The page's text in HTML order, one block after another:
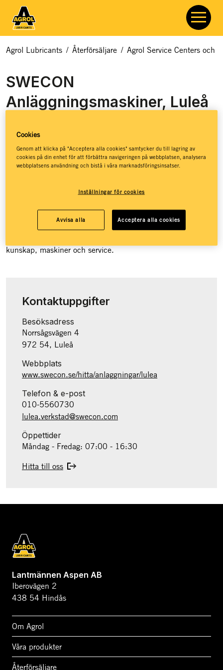
Agrol Lubricants / Återförsäljare / Agrol Service Centers och
SWECON
Anläggningsmaskiner, Luleå
återförsäljare av Volvo Construction Equipment med ett brett
sortiment av smörjmedel för entreprenadmarknaden. Swecon
kunskap, maskiner och service.
Kontaktuppgifter
Besöksadress
Norrsågsvägen 4
972 54, Luleå
Webbplats
www.swecon.se/hitta/anlaggningar/lulea
Telefon & e-post
010-5560730
lulea.verkstad@swecon.com
Öppettider
Måndag - Fredag: 07:00 - 16:30
Hitta till oss
Lantmännen Aspen AB
Iberovägen 2
438 54 Hindås
Om Agrol
Våra produkter
Återförsäljare
Cookies
Genom att klicka på "Acceptera alla cookies" samtycker du till lagring av
cookies på din enhet för att förbättra navigeringen på webbplatsen, analysera
webbplatsens användning och bistå i våra marknadsföringsinsatser.
Inställningar för cookies
Avvisa alla Acceptera alla cookies